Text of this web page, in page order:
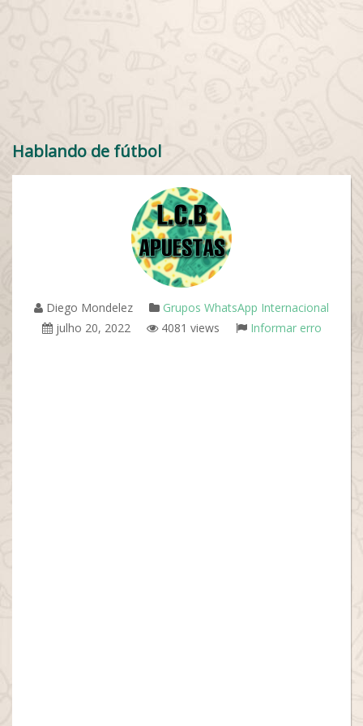
Hablando de fútbol
Diego Mondelez
Grupos WhatsApp Internacional
julho 20, 2022
4081 views Informar erro